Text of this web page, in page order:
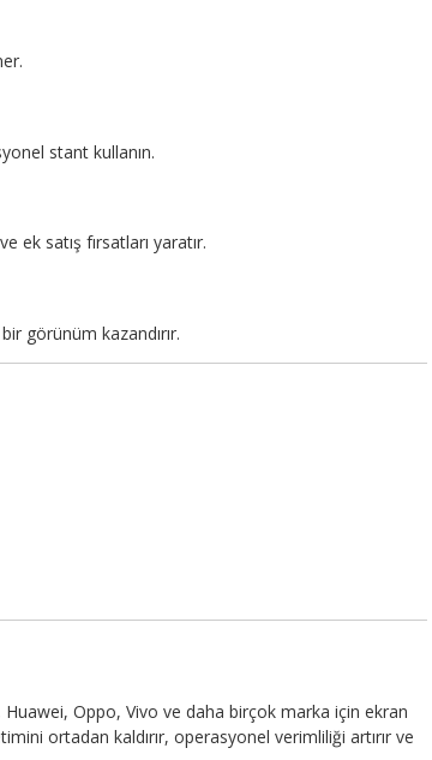
stant kullanın.
ek satış fırsatları yaratır.
görünüm kazandırır.
Oppo, Vivo ve daha birçok marka için ekran
ortadan kaldırır, operasyonel verimliliği artırır ve